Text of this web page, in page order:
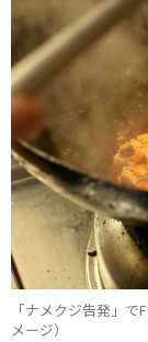
「ナメクジ告発」
メージ）